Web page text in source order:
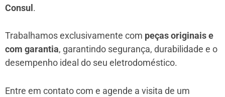
Consul.
Trabalhamos exclusivamente com peças originais e
com garantia, garantindo segurança, durabilidade e o
desempenho ideal do seu eletrodoméstico.
Entre em contato com e agende a visita de um